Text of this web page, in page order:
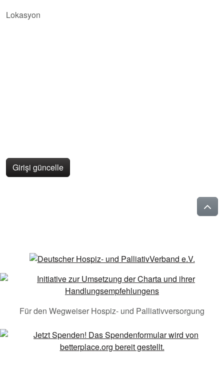
Lokasyon
Girişi güncelle
Für den Wegweiser Hospiz- und Palliativversorgung